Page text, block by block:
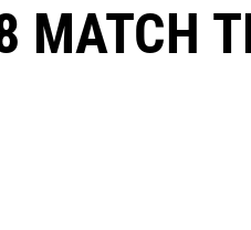
MATCH